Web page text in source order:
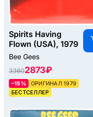
Spirits Having
Flown (USA), 1979
Bee Gees
33802873 ₽
–15%
ОРИГИНАЛ 1979
БЕСТСЕЛЛЕР